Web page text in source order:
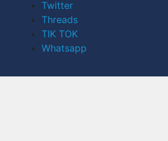
Twitter
Threads
TIK TOK
Whatsapp